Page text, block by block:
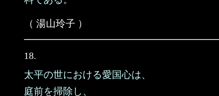
（ 湯山玲子 ）
18.
太平の世における愛国心は、
庭前を掃除し、